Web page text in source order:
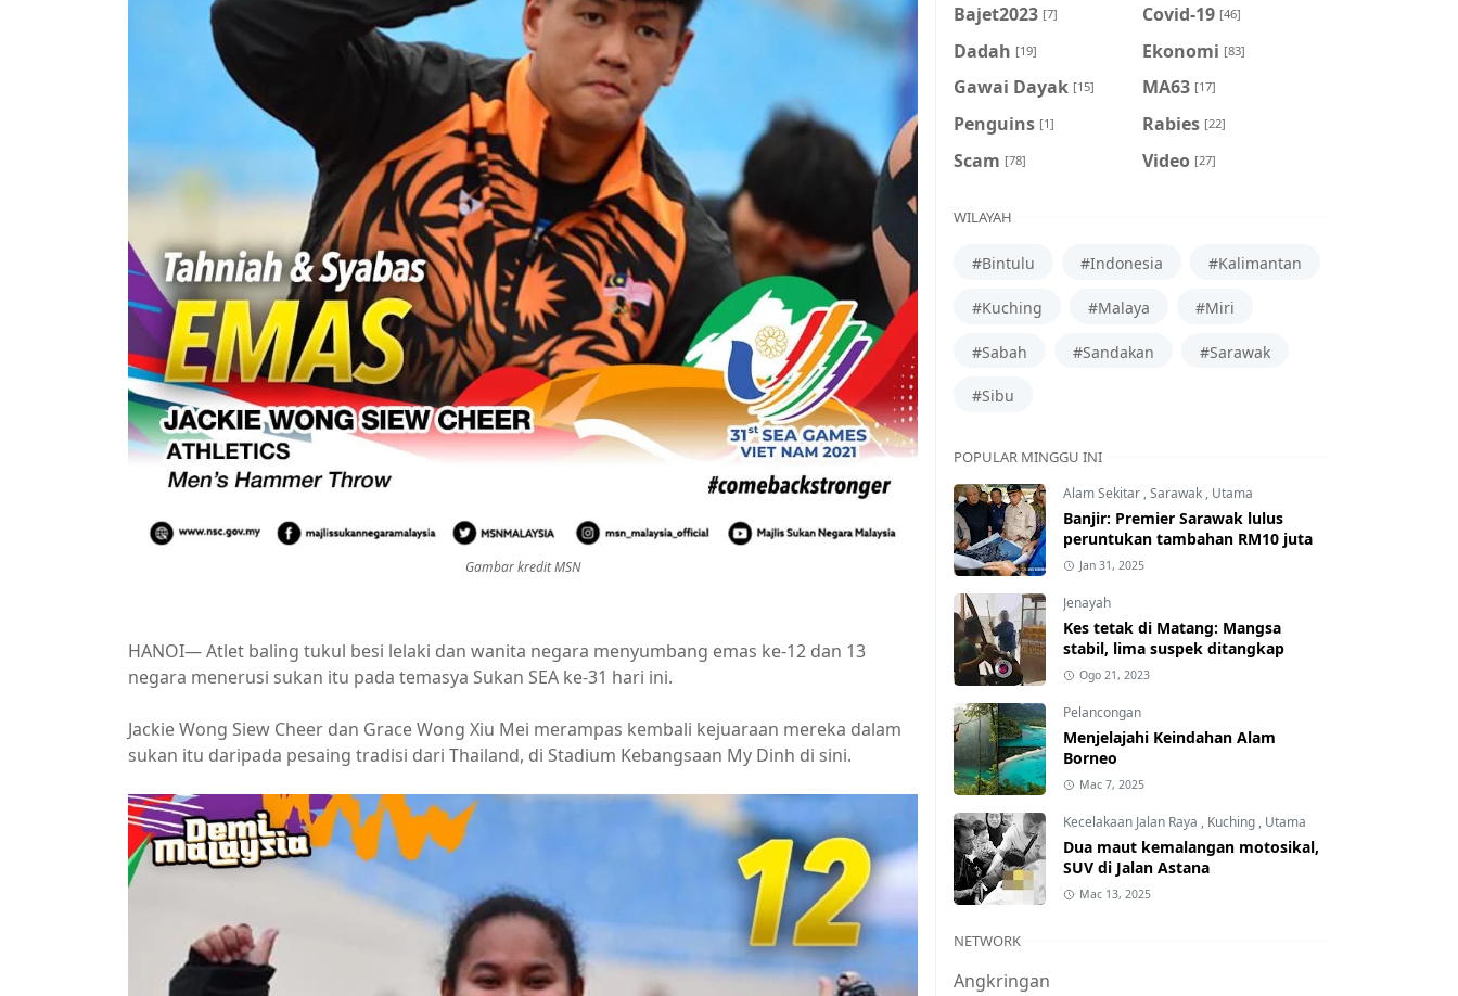
Gambar kredit MSN
HANOI— Atlet baling tukul besi lelaki dan wanita negara menyumbang emas ke-12 dan 13
negara menerusi sukan itu pada temasya Sukan SEA ke-31 hari ini.
Jackie Wong Siew Cheer dan Grace Wong Xiu Mei merampas kembali kejuaraan mereka dalam
sukan itu daripada pesaing tradisi dari Thailand, di Stadium Kebangsaan My Dinh di sini.
Bajet2023 [7] Covid-19 [46]
Dadah [19] Ekonomi [83]
Gawai Dayak [15] MA63 [17]
Penguins [1] Rabies [22]
Scam [78] Video [27]
WILAYAH
#Bintulu #Indonesia #Kalimantan
#Kuching #Malaya #Miri
#Sabah #Sandakan #Sarawak
#Sibu
POPULAR MINGGU INI
Alam Sekitar ,Sarawak , Utama
Banjir: Premier Sarawak lulus
peruntukan tambahan RM10 juta
Jan 31, 2025
Jenayah
Kes tetak di Matang: Mangsa
stabil, lima suspek ditangkap
Ogo 21, 2023
Pelancongan
Menjelajahi Keindahan Alam
Borneo
Mac 7, 2025
Kecelakaan Jalan Raya , Kuching , Utama
Dua maut kemalangan motosikal,
SUV di Jalan Astana
Mac 13, 2025
NETWORK
Angkringan